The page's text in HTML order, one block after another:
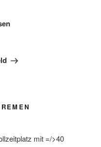
mit =/>40